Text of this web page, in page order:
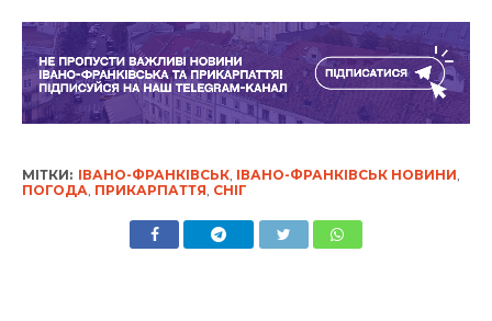
МІТКИ: ІВАНО-ФРАНКІВСЬК, ІВАНО-ФРАНКІВСЬК НОВИНИ,
ПОГОДА, ПРИКАРПАТТЯ, СНІГ